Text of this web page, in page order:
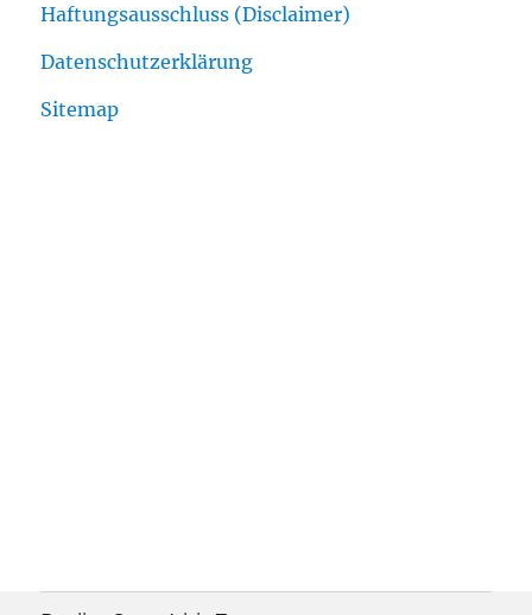
Haftungsausschluss (Disclaimer)
Datenschutzerklärung
Sitemap